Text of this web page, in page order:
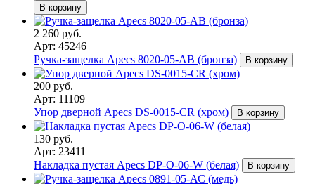
В корзину
2 260 руб.
Арт: 45246
Ручка-защелка Apecs 8020-05-AB (бронза)
В корзину
200 руб.
Арт: 11109
Упор дверной Apecs DS-0015-CR (хром)
В корзину
130 руб.
Арт: 23411
Накладка пустая Apecs DP-O-06-W (белая)
В корзину